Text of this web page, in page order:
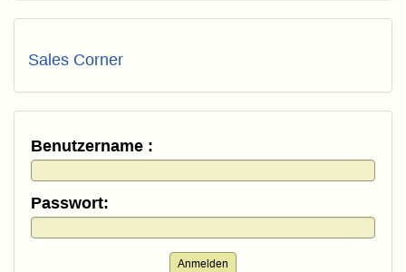
Sales Corner
Benutzername :
Passwort:
Anmelden